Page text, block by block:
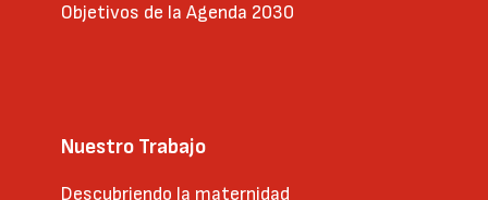
Objetivos de la Agenda 2030
Nuestro Trabajo
Descubriendo la maternidad